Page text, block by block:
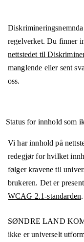
regelverket. Du finner
nettstedet til
manglende eller sent
oss.
Status for innhold som
Vi har innhold på
redegjør for hvilket
følger kravene til
brukeren. Det er
WCAG 2.1-standarden.
SØNDRE LAND
ikke er universelt